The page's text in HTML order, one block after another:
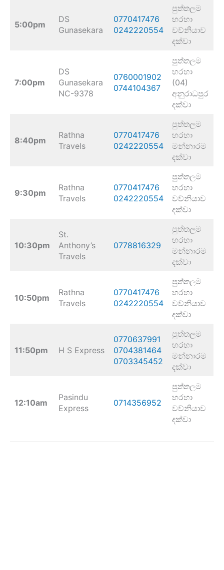
5:00pm
DS
Gunasekara
0770417476
0242220554
පුත්තලම
හරහා
වව්නියාව
දක්වා
7:00pm
DS
Gunasekara
NC-9378
0760001902
0744104367
පුත්තලම
හරහා
(04)
අනුරාධපුර
දක්වා
8:40pm
Rathna
Travels
0770417476
0242220554
පුත්තලම
හරහා
මන්නාරම
දක්වා
9:30pm
Rathna
Travels
0770417476
0242220554
පුත්තලම
හරහා
වව්නියාව
දක්වා
10:30pm
St.
Anthony’s
Travels
0778816329
පුත්තලම
හරහා
මන්නාරම
දක්වා
10:50pm
Rathna
Travels
0770417476
0242220554
පුත්තලම
හරහා
වව්නියාව
දක්වා
11:50pm H S Express
0770637991
0704381464
0703345452
පුත්තලම
හරහා
මන්නාරම
දක්වා
12:10am
Pasindu
Express
0714356952
පුත්තලම
හරහා
වව්නියාව
දක්වා